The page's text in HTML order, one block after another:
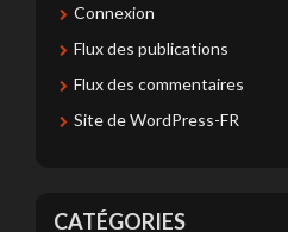
Connexion
Flux des publications
Flux des commentaires
Site de WordPress-FR
CATÉGORIES